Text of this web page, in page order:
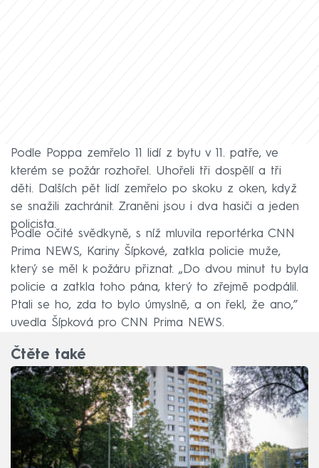
Podle Poppa zemřelo 11 lidí z bytu v 11. patře, ve
kterém se požár rozhořel. Uhořeli tři dospělí a tři
děti. Dalších pět lidí zemřelo po skoku z oken, když
se snažili zachránit. Zraněni jsou i dva hasiči a jeden
policista.
Podle očité svědkyně, s níž mluvila reportérka CNN
Prima NEWS, Kariny Šípkové, zatkla policie muže,
který se měl k požáru přiznat. „Do dvou minut tu byla
policie a zatkla toho pána, který to zřejmě podpálil.
Ptali se ho, zda to bylo úmyslně, a on řekl, že ano,”
uvedla Šípková pro CNN Prima NEWS.
Čtěte také